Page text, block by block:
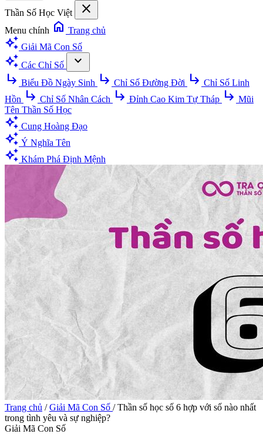
Thần Số Học Việt close
Menu chính home Trang chủ
auto_awesome Giải Mã Con Số
auto_awesome Các Chỉ Số
expand_more
subdirectory_arrow_right Biểu Đồ Ngày Sinh subdirectory_arrow_right Chỉ Số Đường Đời subdirectory_arrow_right Chỉ Số Linh
Hồn subdirectory_arrow_right Chỉ Số Nhân Cách subdirectory_arrow_right Đỉnh Cao Kim Tự Tháp subdirectory_arrow_right Mũi
Tên Thần Số Học
auto_awesome Cung Hoàng Đạo
auto_awesome Ý Nghĩa Tên
auto_awesome Khám Phá Định Mệnh
Trang chủ / Giải Mã Con Số / Thần số học số 6 hợp với số nào nhất
trong tình yêu và sự nghiệp?
Giải Mã Con Số